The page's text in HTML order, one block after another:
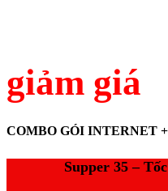
giảm giá
COMBO GÓI INTERNET
Supper 35 –